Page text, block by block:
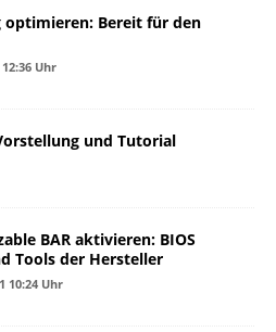
optimieren: Bereit für den
Uhr
und Tutorial
BAR aktivieren: BIOS
Tools der Hersteller
10:24 Uhr